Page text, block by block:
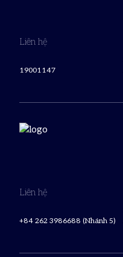
Liên hệ
19001147
Liên hệ
+84 262 3986688 (Nhánh 5)